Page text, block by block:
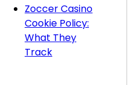
Zoccer Casino
Cookie Policy:
What They
Track